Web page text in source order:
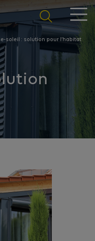
soleil : solution pour l’habitat